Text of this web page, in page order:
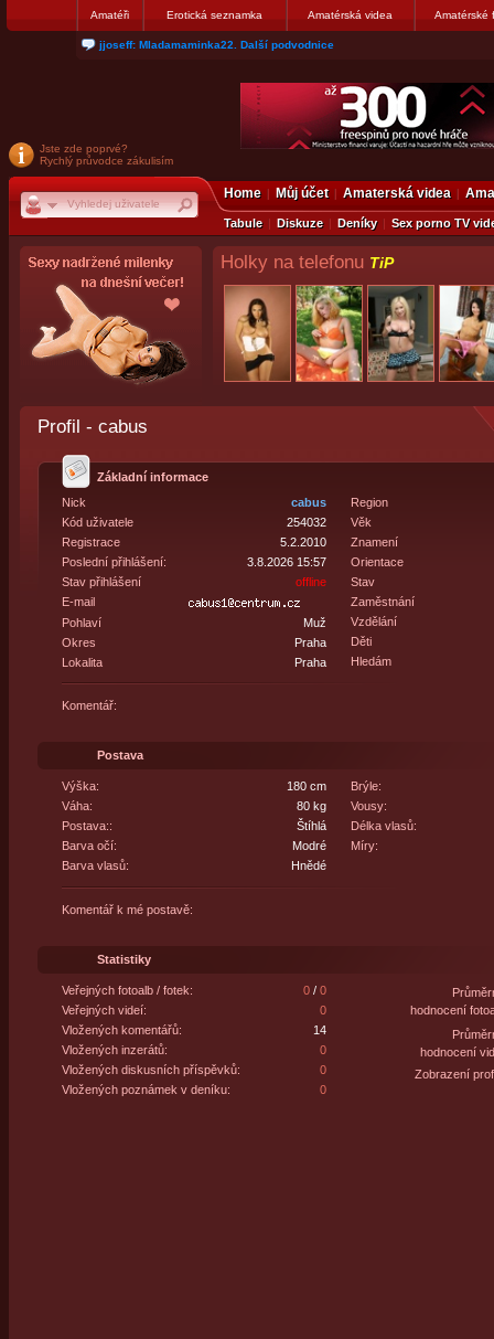
Amatéři Erotická seznamka Amatérská videa Amatérské
jjoseff: Mladamaminka22. Další podvodnice
Jste zde poprvé?
Rychlý průvodce zákulisím
Home Můj účet Amaterská videa
Tabule Diskuze Deníky Sex porno TV
Holky na telefonu TiP
Profil - cabus
Základní informace
Nick
cabus
Kód uživatele
254032
Registrace
5.2.2010
Poslední přihlášení:
3.8.2026 15:57
Stav přihlášení
offline
E-mail
Pohlaví
Muž
Okres
Praha
Lokalita
Praha
Region
Věk
Znamení
Orientace
Stav
Zaměstnání
Vzdělání
Děti
Hledám
Komentář:
Postava
Výška:
180 cm
Váha:
80 kg
Postava::
Štíhlá
Barva očí:
Modré
Barva vlasů:
Hnědé
Brýle:
Vousy:
Délka vlasů:
Míry:
Komentář k mé postavě:
Statistiky
Veřejných fotoalb / fotek: 0/ 0
Veřejných videí:
0
Vložených komentářů:
14
Vložených inzerátů:
0
Vložených diskusních příspěvků:
0
Vložených poznámek v deníku:
0
hodnocení
hodnocení
Zobrazení